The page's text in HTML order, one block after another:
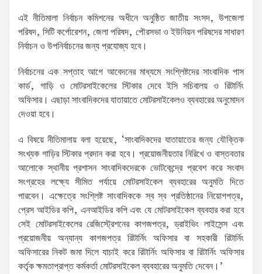
এই নীতিমালা নির্বাচন কমিশনের অধীনে অনুষ্ঠিত জাতীয় সংসদ, উপজেলা
পরিষদ, সিটি কর্পোরেশন, জেলা পরিষদ, পৌরসভা ও ইউনিয়ন পরিষদের সাধারণ
নির্বাচন ও উপনির্বাচনের জন্য প্রযোজ্য হবে।
নির্বাচনের এক সপ্তাহ আগে আবেদনের মাধ্যমে সংশ্লিষ্টদের সাংবাদিক পাস
কার্ড, গাড়ি ও মোটরসাইকেলের স্টিকার দেবে ইসি সচিবালয় ও রিটার্নিং
অফিসার। এছাড়া সাংবাদিকদের যাতায়াতে মোটরসাইকেলও ব্যবহারের অনুমোদন
দেওয়া হবে।
এ বিষয়ে নীতিমালায় বলা হয়েছে, ‘সাংবাদিকদের যাতায়াতের জন্য যৌক্তিক
সংখ্যক গাড়ির স্টিকার প্রদান করা হবে। প্রয়োজনীয়তার নিরিখে ও বাস্তবতার
আলোকে স্থানীয় প্রশাসন সাংবাদিকদেরকে ভোটকেন্দ্রে প্রবেশ করে সংবাদ
সংগ্রহের লক্ষ্যে সীমিত পর্যায়ে মোটরসাইকেল ব্যবহারের অনুমতি দিতে
পারবেন। এক্ষেত্রে সংশ্লিষ্ট সাংবাদিককে স্ব স্ব প্রতিষ্ঠানের নিয়োগপত্র,
প্রেস আইডির কপি, এনআইডির কপি এবং যে মোটরসাইকেল ব্যবহার করা হবে
সেই মোটরসাইকেলের রেজিস্ট্রেশনের কাগজপত্র, ড্রাইভিং লাইসেন্স এবং
প্রয়োজনীয় অন্যান্য কাগজপত্র রিটার্নিং অফিসার বা সহকারী রিটার্নিং
অফিসারের নিকট জমা দিলে যাচাই করে রিটার্নিং অফিসার বা রিটার্নিং অফিসার
কর্তৃক ক্ষমতাপ্রাপ্ত কর্মকর্তা মোটরসাইকেল ব্যবহারের অনুমতি দেবেন।’